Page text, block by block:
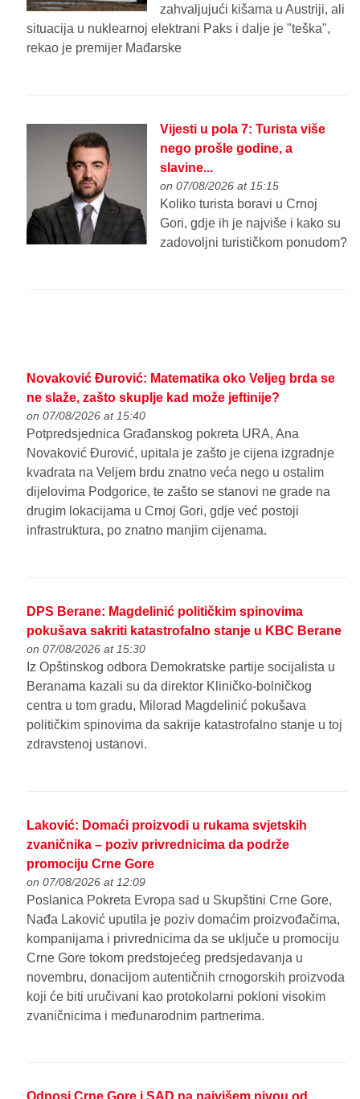
zahvaljujući kišama u Austriji, ali
situacija u nuklearnoj elektrani Paks i dalje je "teška",
rekao je premijer Mađarske
Vijesti u pola 7: Turista više
nego prošle godine, a
slavine...
on 07/08/2026 at 15:15
Koliko turista boravi u Crnoj
Gori, gdje ih je najviše i kako su
zadovoljni turističkom ponudom?
Novaković Đurović: Matematika oko Veljeg brda se
ne slaže, zašto skuplje kad može jeftinije?
on 07/08/2026 at 15:40
Potpredsjednica Građanskog pokreta URA, Ana
Novaković Đurović, upitala je zašto je cijena izgradnje
kvadrata na Veljem brdu znatno veća nego u ostalim
dijelovima Podgorice, te zašto se stanovi ne grade na
drugim lokacijama u Crnoj Gori, gdje već postoji
infrastruktura, po znatno manjim cijenama.
DPS Berane: Magdelinić političkim spinovima
pokušava sakriti katastrofalno stanje u KBC Berane
on 07/08/2026 at 15:30
Iz Opštinskog odbora Demokratske partije socijalista u
Beranama kazali su da direktor Kliničko-bolničkog
centra u tom gradu, Milorad Magdelinić pokušava
političkim spinovima da sakrije katastrofalno stanje u toj
zdravstenoj ustanovi.
Laković: Domaći proizvodi u rukama svjetskih
zvaničnika – poziv privrednicima da podrže
promociju Crne Gore
on 07/08/2026 at 12:09
Poslanica Pokreta Evropa sad u Skupštini Crne Gore,
Nađa Laković uputila je poziv domaćim proizvođačima,
kompanijama i privrednicima da se uključe u promociju
Crne Gore tokom predstojećeg predsjedavanja u
novembru, donacijom autentičnih crnogorskih proizvoda
koji će biti uručivani kao protokolarni pokloni visokim
zvaničnicima i međunarodnim partnerima.